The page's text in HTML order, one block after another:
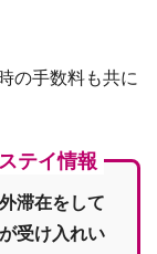
の手数料も共に
テイ情報
滞在をして
受け入れい